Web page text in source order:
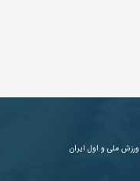
ورزش ملی و اول ایران